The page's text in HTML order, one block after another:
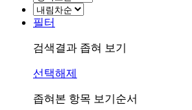
필터
검색결과 좁혀 보기
선택해제
좁혀본 항목 보기순서